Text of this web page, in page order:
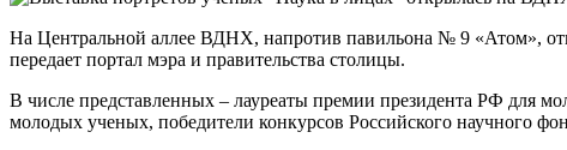
На Центральной аллее ВДНХ, напротив павильона № 9 «Атом»,
передает портал мэра и правительства столицы.
В числе представленных – лауреаты премии президента РФ для
молодых ученых, победители конкурсов Российского научного